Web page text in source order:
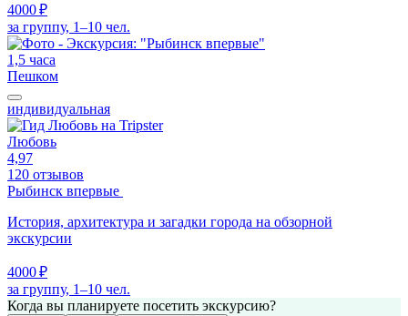
4000 ₽
за группу, 1–10 чел.
1,5 часа
Пешком
индивидуальная
Любовь
4,97
120 отзывов
Рыбинск впервые
История, архитектура и загадки города на обзорной
экскурсии
4000 ₽
за группу, 1–10 чел.
Когда вы планируете посетить экскурсию?